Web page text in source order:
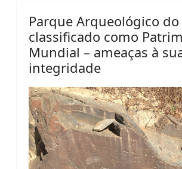
Parque Arqueológico do
classificado como
Mundial – ameaças à
integridade